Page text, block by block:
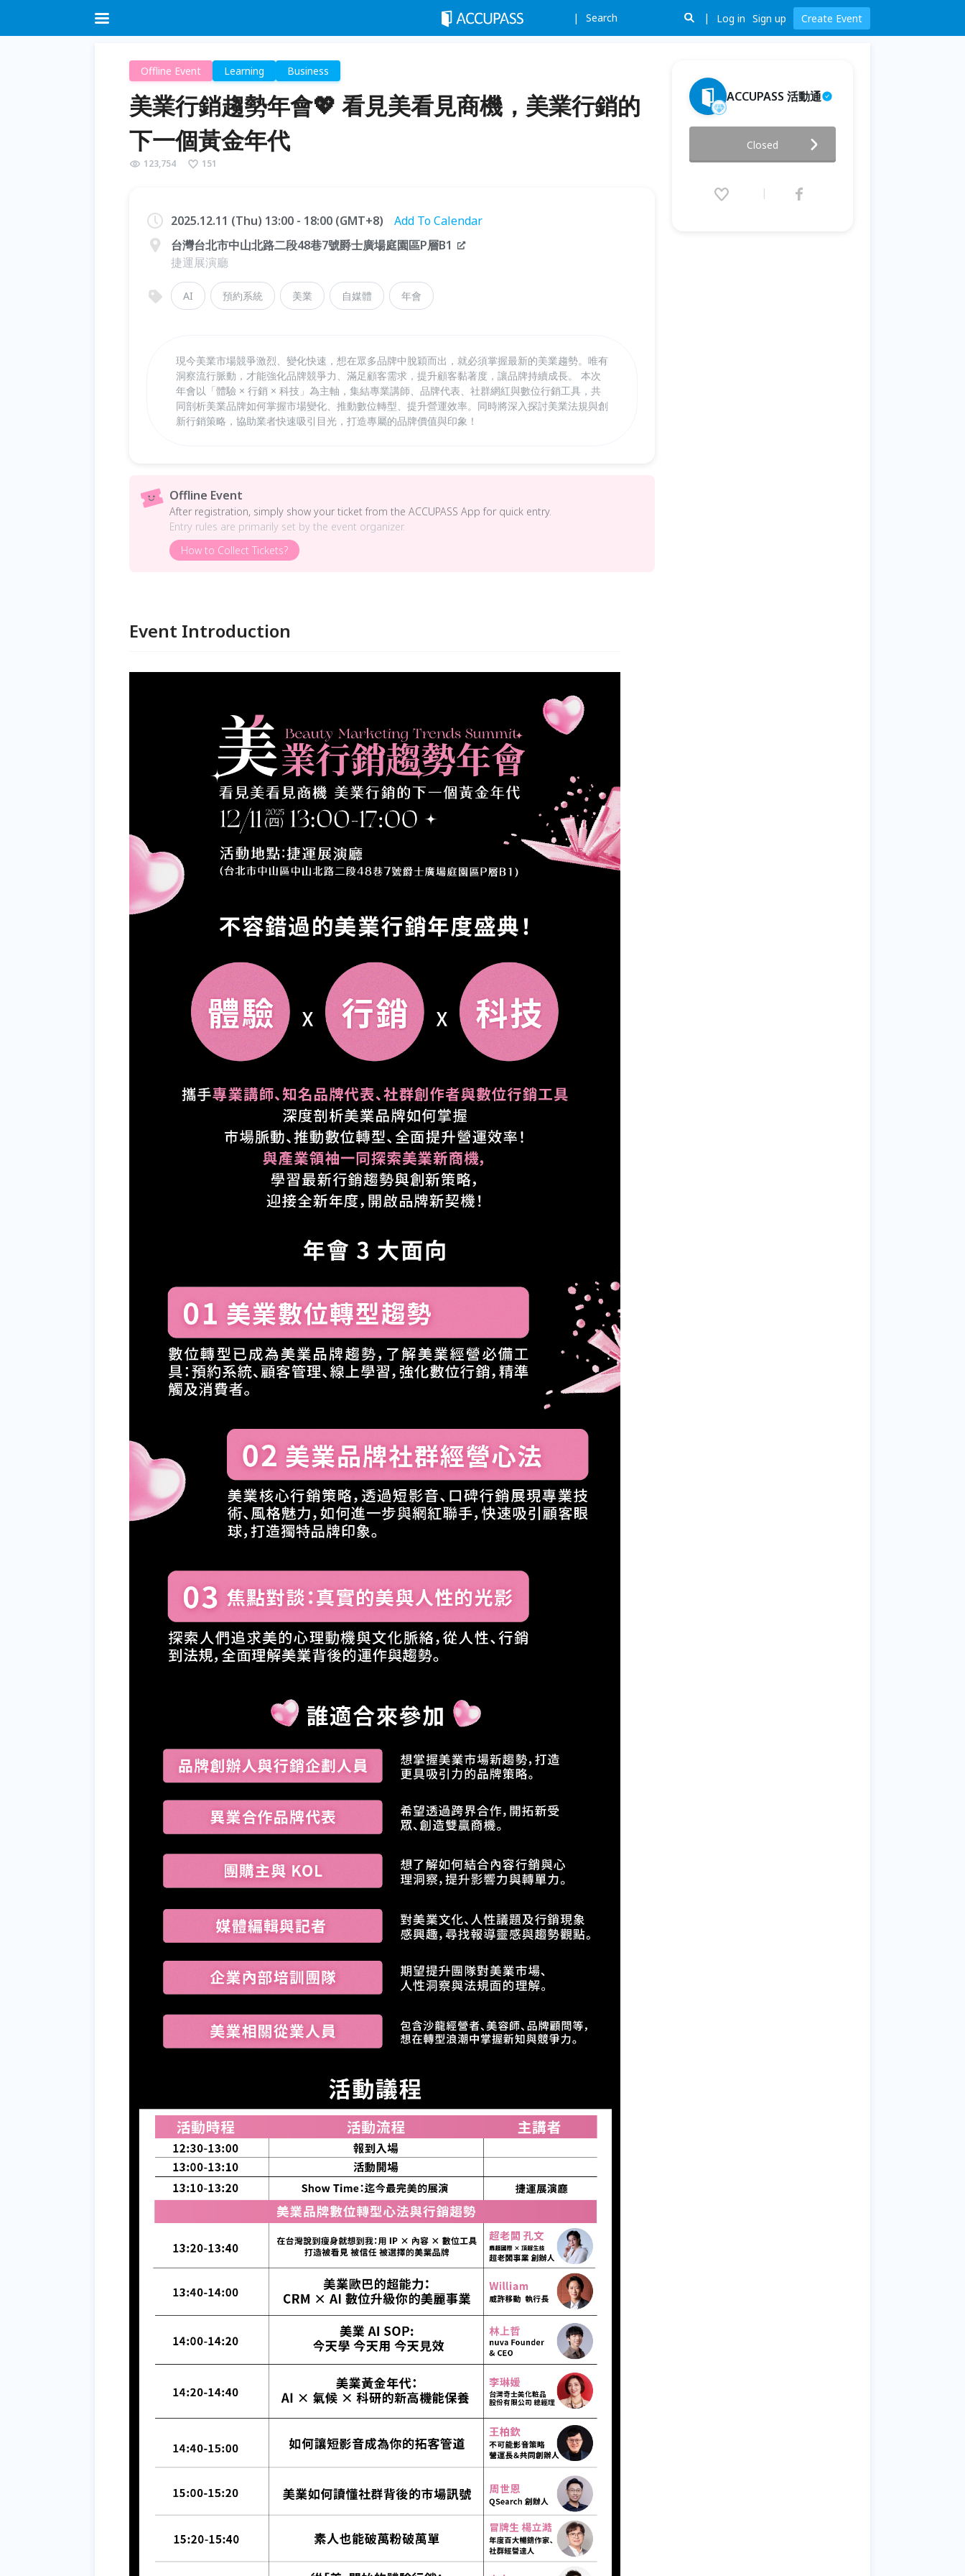
Search Log in Sign up Create Event
Offline Event Learning Business
美業行銷趨勢年會💖 看見美看見商機，美業行銷的
下一個黃金年代
123,754 151
2025.12.11 (Thu) 13:00 - 18:00 (GMT+8)
Add To Calendar
台灣台北市中山北路二段48巷7號爵士廣場庭園區P層B1
捷運展演廳
AI 預約系統 美業 自媒體 年會
現今美業市場競爭激烈、變化快速，想在眾多品牌中脫穎而出，就必須掌握最新的美業趨勢。唯有
洞察流行脈動，才能強化品牌競爭力、滿足顧客需求，提升顧客黏著度，讓品牌持續成長。 本次
年會以「體驗 × 行銷 × 科技」為主軸，集結專業講師、品牌代表、社群網紅與數位行銷工具，共
同剖析美業品牌如何掌握市場變化、推動數位轉型、提升營運效率。同時將深入探討美業法規與創
新行銷策略，協助業者快速吸引目光，打造專屬的品牌價值與印象！
Offline Event
After registration, simply show your ticket from the ACCUPASS App for quick entry.
Entry rules are primarily set by the event organizer.
How to Collect Tickets?
Event Introduction
ACCUPASS 活動通
商機，美業行銷的下一個黃金年
代
(GMT+8)
Closed